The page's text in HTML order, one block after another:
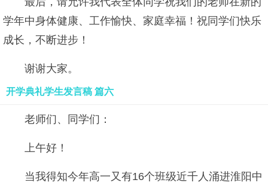
学年中身体健康、工作愉快、家庭幸福！祝同学们快乐
成长，不断进步！
谢谢大家。
开学典礼学生发言稿 篇六
老师们、同学们：
上午好！
当我得知今年高一又有16个班级近千人涌进淮阳中